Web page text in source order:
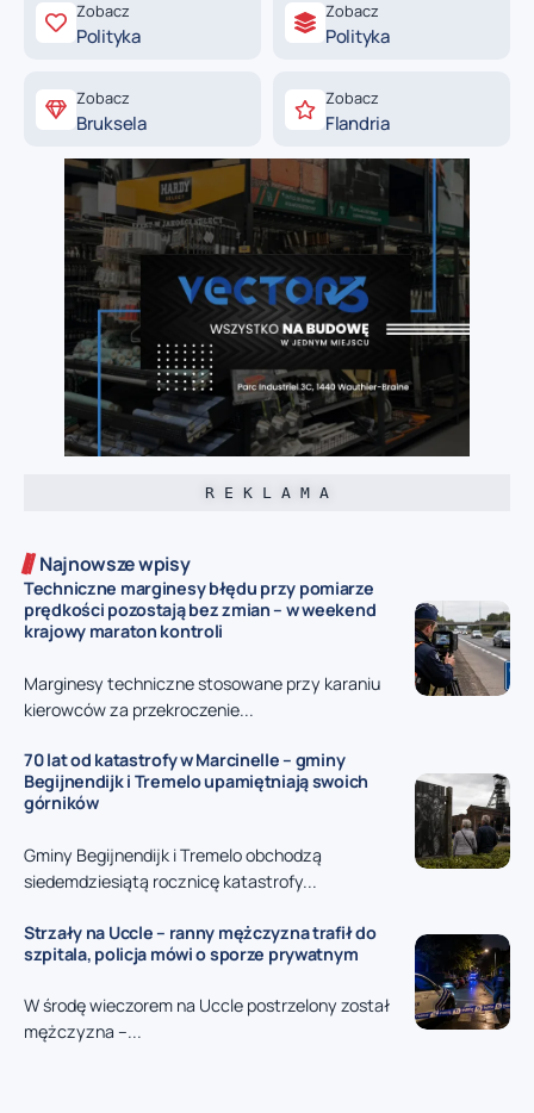
Zobacz
Polityka
Zobacz
Polityka
Zobacz
Bruksela
Zobacz
Flandria
R E K L A M A
Najnowsze wpisy
Techniczne marginesy błędu przy pomiarze
prędkości pozostają bez zmian – w weekend
krajowy maraton kontroli
Marginesy techniczne stosowane przy karaniu
kierowców za przekroczenie...
70 lat od katastrofy w Marcinelle – gminy
Begijnendijk i Tremelo upamiętniają swoich
górników
Gminy Begijnendijk i Tremelo obchodzą
siedemdziesiątą rocznicę katastrofy...
Strzały na Uccle – ranny mężczyzna trafił do
szpitala, policja mówi o sporze prywatnym
W środę wieczorem na Uccle postrzelony został
mężczyzna –...